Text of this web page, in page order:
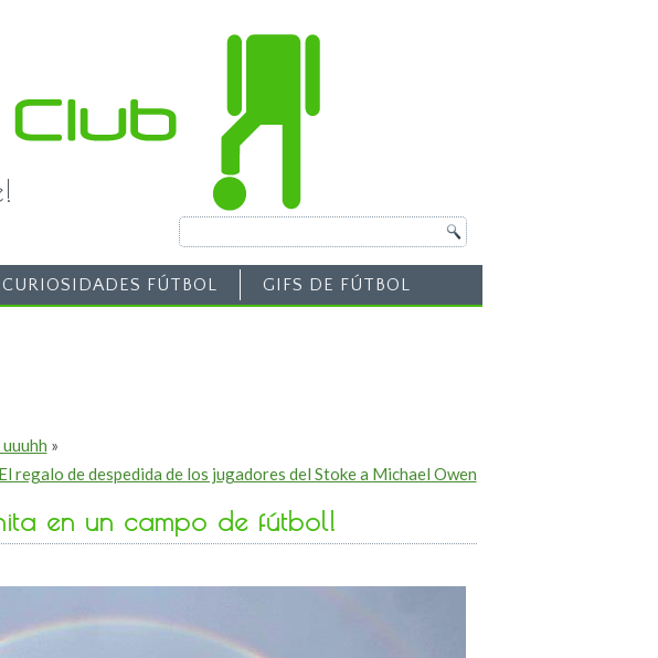
CURIOSIDADES FÚTBOL GIFS DE FÚTBOL
»
El regalo de despedida de los jugadores del Stoke a Michael Owen
en un campo de fútbol!